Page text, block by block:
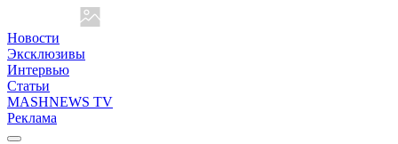
Новости
Эксклюзивы
Интервью
Статьи
MASHNEWS TV
Реклама